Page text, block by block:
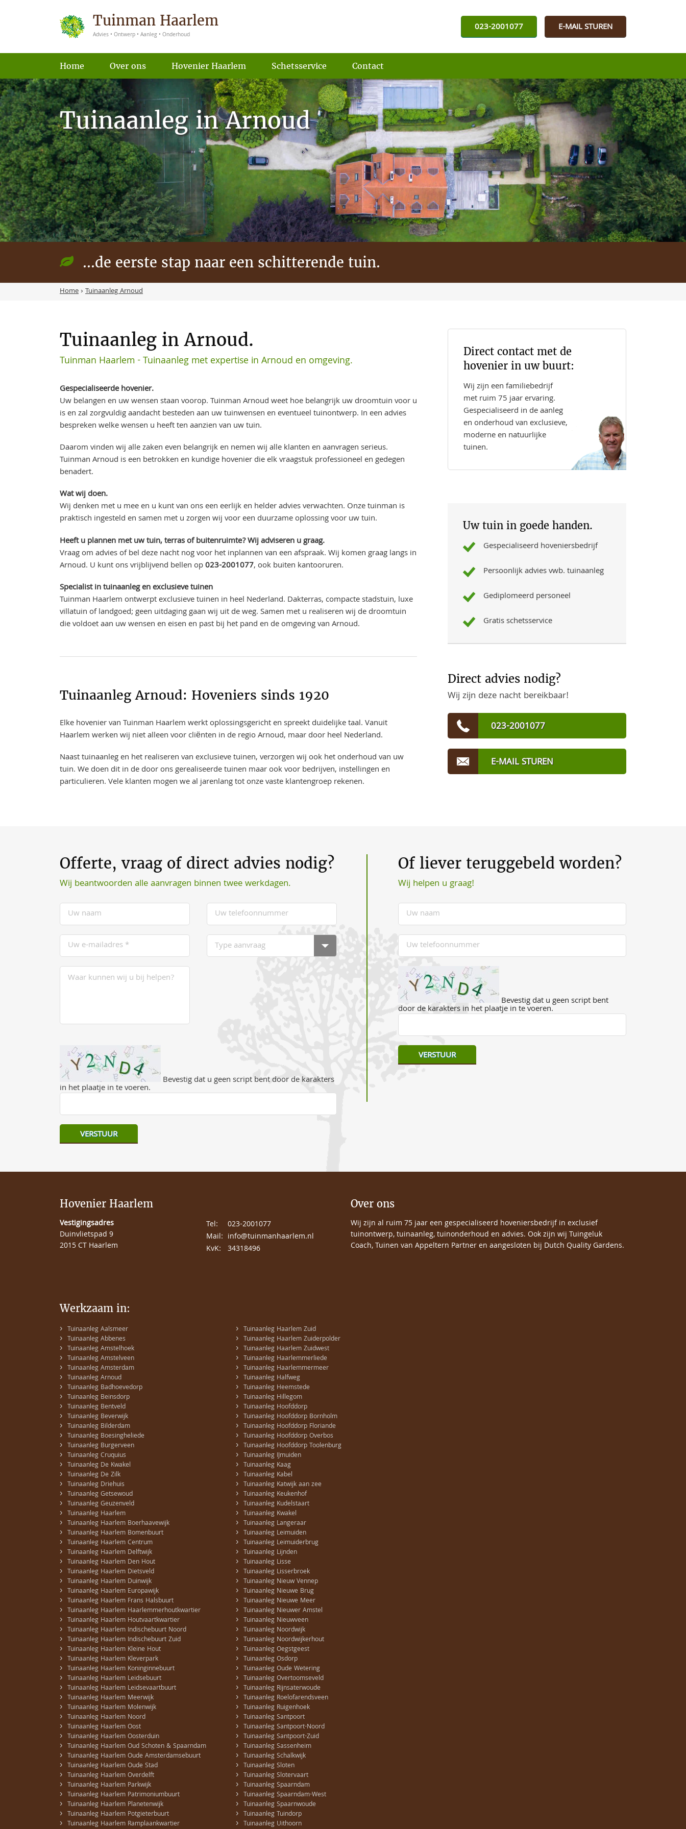
Tuinman Haarlem
Advies • Ontwerp • Aanleg • Onderhoud
023-2001077 E-MAIL STUREN
Home Over ons Hovenier Haarlem Schetsservice Contact
Tuinaanleg in Arnoud
...de eerste stap naar een schitterende tuin.
Home› Tuinaanleg Arnoud
Tuinaanleg in Arnoud.
Tuinman Haarlem - Tuinaanleg met expertise in Arnoud en omgeving.
Gespecialiseerde hovenier.
Uw belangen en uw wensen staan voorop. Tuinman Arnoud weet hoe belangrijk uw droomtuin voor u
is en zal zorgvuldig aandacht besteden aan uw tuinwensen en eventueel tuinontwerp. In een advies
bespreken welke wensen u heeft ten aanzien van uw tuin.
Daarom vinden wij alle zaken even belangrijk en nemen wij alle klanten en aanvragen serieus.
Tuinman Arnoud is een betrokken en kundige hovenier die elk vraagstuk professioneel en gedegen
benadert.
Wat wij doen.
Wij denken met u mee en u kunt van ons een eerlijk en helder advies verwachten. Onze tuinman is
praktisch ingesteld en samen met u zorgen wij voor een duurzame oplossing voor uw tuin.
Heeft u plannen met uw tuin, terras of buitenruimte? Wij adviseren u graag.
Vraag om advies of bel deze nacht nog voor het inplannen van een afspraak. Wij komen graag langs in
Arnoud. U kunt ons vrijblijvend bellen op023-2001077, ook buiten kantooruren.
Specialist in tuinaanleg en exclusieve tuinen
Tuinman Haarlem ontwerpt exclusieve tuinen in heel Nederland. Dakterras, compacte stadstuin, luxe
villatuin of landgoed; geen uitdaging gaan wij uit de weg. Samen met u realiseren wij de droomtuin
die voldoet aan uw wensen en eisen en past bij het pand en de omgeving van Arnoud.
Tuinaanleg Arnoud: Hoveniers sinds 1920
Elke hovenier van Tuinman Haarlem werkt oplossingsgericht en spreekt duidelijke taal. Vanuit
Haarlem werken wij niet alleen voor cliënten in de regio Arnoud, maar door heel Nederland.
Naast tuinaanleg en het realiseren van exclusieve tuinen, verzorgen wij ook het onderhoud van uw
tuin. We doen dit in de door ons gerealiseerde tuinen maar ook voor bedrijven, instellingen en
particulieren. Vele klanten mogen we al jarenlang tot onze vaste klantengroep rekenen.
Direct contact met de
hovenier in uw buurt:
Wij zijn een familiebedrijf
met ruim 75 jaar ervaring.
Gespecialiseerd in de aanleg
en onderhoud van exclusieve,
moderne en natuurlijke
tuinen.
Uw tuin in goede handen.
Gespecialiseerd hoveniersbedrijf
Persoonlijk advies vwb. tuinaanleg
Gediplomeerd personeel
Gratis schetsservice
Direct advies nodig?
Wij zijn deze nacht bereikbaar!
023-2001077
E-MAIL STUREN
Offerte, vraag of direct advies nodig?
Wij beantwoorden alle aanvragen binnen twee werkdagen.
Bevestig dat u geen script bent door de karakters
in het plaatje in te voeren.
Of liever teruggebeld worden?
Wij helpen u graag!
Bevestig dat u geen script bent
door de karakters in het plaatje in te voeren.
Hovenier Haarlem
Vestigingsadres
Duinvlietspad 9
2015 CT Haarlem
Tel:
023-2001077
Mail: info@tuinmanhaarlem.nl
KvK: 34318496
Over ons
Wij zijn al ruim 75 jaar een gespecialiseerd hoveniersbedrijf in exclusief
tuinontwerp, tuinaanleg, tuinonderhoud en advies. Ook zijn wij Tuingeluk
Coach, Tuinen van Appeltern Partner en aangesloten bij Dutch Quality Gardens.
Werkzaam in:
› Tuinaanleg Aalsmeer
› Tuinaanleg Abbenes
› Tuinaanleg Amstelhoek
› Tuinaanleg Amstelveen
› Tuinaanleg Amsterdam
› Tuinaanleg Arnoud
› Tuinaanleg Badhoevedorp
› Tuinaanleg Beinsdorp
› Tuinaanleg Bentveld
› Tuinaanleg Beverwijk
› Tuinaanleg Bilderdam
› Tuinaanleg Boesingheliede
› Tuinaanleg Burgerveen
› Tuinaanleg Cruquius
› Tuinaanleg De Kwakel
› Tuinaanleg De Zilk
› Tuinaanleg Driehuis
› Tuinaanleg Getsewoud
› Tuinaanleg Geuzenveld
› Tuinaanleg Haarlem
› Tuinaanleg Haarlem Boerhaavewijk
› Tuinaanleg Haarlem Bomenbuurt
› Tuinaanleg Haarlem Centrum
› Tuinaanleg Haarlem Delftwijk
› Tuinaanleg Haarlem Den Hout
› Tuinaanleg Haarlem Dietsveld
› Tuinaanleg Haarlem Duinwijk
› Tuinaanleg Haarlem Europawijk
› Tuinaanleg Haarlem Frans Halsbuurt
› Tuinaanleg Haarlem Haarlemmerhoutkwartier
› Tuinaanleg Haarlem Houtvaartkwartier
› Tuinaanleg Haarlem Indischebuurt Noord
› Tuinaanleg Haarlem Indischebuurt Zuid
› Tuinaanleg Haarlem Kleine Hout
› Tuinaanleg Haarlem Kleverpark
› Tuinaanleg Haarlem Koninginnebuurt
› Tuinaanleg Haarlem Leidsebuurt
› Tuinaanleg Haarlem Leidsevaartbuurt
› Tuinaanleg Haarlem Meerwijk
› Tuinaanleg Haarlem Molenwijk
› Tuinaanleg Haarlem Noord
› Tuinaanleg Haarlem Oost
› Tuinaanleg Haarlem Oosterduin
› Tuinaanleg Haarlem Oud Schoten & Spaarndam
› Tuinaanleg Haarlem Oude Amsterdamsebuurt
› Tuinaanleg Haarlem Oude Stad
› Tuinaanleg Haarlem Overdelft
› Tuinaanleg Haarlem Parkwijk
› Tuinaanleg Haarlem Patrimoniumbuurt
› Tuinaanleg Haarlem Planetenwijk
› Tuinaanleg Haarlem Potgieterbuurt
› Tuinaanleg Haarlem Ramplaankwartier
› Tuinaanleg Haarlem Zuid
› Tuinaanleg Haarlem Zuiderpolder
› Tuinaanleg Haarlem Zuidwest
› Tuinaanleg Haarlemmerliede
› Tuinaanleg Haarlemmermeer
› Tuinaanleg Halfweg
› Tuinaanleg Heemstede
› Tuinaanleg Hillegom
› Tuinaanleg Hoofddorp
› Tuinaanleg Hoofddorp Bornholm
› Tuinaanleg Hoofddorp Floriande
› Tuinaanleg Hoofddorp Overbos
› Tuinaanleg Hoofddorp Toolenburg
› Tuinaanleg IJmuiden
› Tuinaanleg Kaag
› Tuinaanleg Kabel
› Tuinaanleg Katwijk aan zee
› Tuinaanleg Keukenhof
› Tuinaanleg Kudelstaart
› Tuinaanleg Kwakel
› Tuinaanleg Langeraar
› Tuinaanleg Leimuiden
› Tuinaanleg Leimuiderbrug
› Tuinaanleg Lijnden
› Tuinaanleg Lisse
› Tuinaanleg Lisserbroek
› Tuinaanleg Nieuw Vennep
› Tuinaanleg Nieuwe Brug
› Tuinaanleg Nieuwe Meer
› Tuinaanleg Nieuwer Amstel
› Tuinaanleg Nieuwveen
› Tuinaanleg Noordwijk
› Tuinaanleg Noordwijkerhout
› Tuinaanleg Oegstgeest
› Tuinaanleg Osdorp
› Tuinaanleg Oude Wetering
› Tuinaanleg Overtoomseveld
› Tuinaanleg Rijnsaterwoude
› Tuinaanleg Roelofarendsveen
› Tuinaanleg Ruigenhoek
› Tuinaanleg Santpoort
› Tuinaanleg Santpoort-Noord
› Tuinaanleg Santpoort-Zuid
› Tuinaanleg Sassenheim
› Tuinaanleg Schalkwijk
› Tuinaanleg Sloten
› Tuinaanleg Slotervaart
› Tuinaanleg Spaarndam
› Tuinaanleg Spaarndam-West
› Tuinaanleg Spaarnwoude
› Tuinaanleg Tuindorp
› Tuinaanleg Uithoorn